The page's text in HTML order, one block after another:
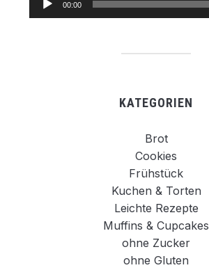
00:00
KATEGORIEN
Brot
Cookies
Frühstück
Kuchen & Torten
Leichte Rezepte
Muffins & Cupcakes
ohne Zucker
ohne Gluten